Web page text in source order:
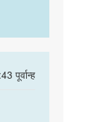
पूर्वान्ह